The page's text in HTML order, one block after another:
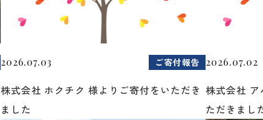
2026.07.03 ご寄付報告
株式会社 ホクチク 様よりご寄付をいただき
ました
2026.07.02
株式会社
ただきまし